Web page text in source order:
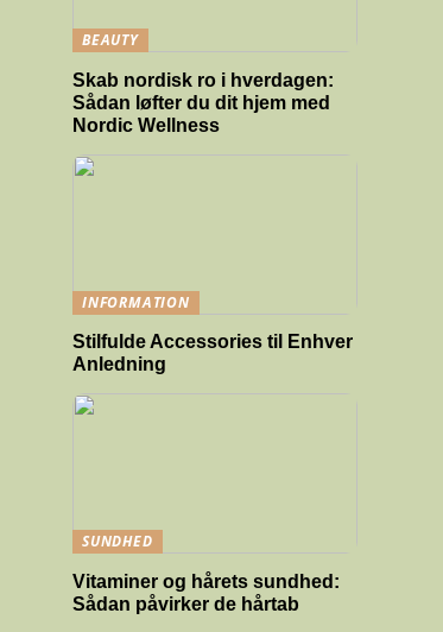
BEAUTY
Skab nordisk ro i hverdagen:
Sådan løfter du dit hjem med
Nordic Wellness
INFORMATION
Stilfulde Accessories til Enhver
Anledning
SUNDHED
Vitaminer og hårets sundhed:
Sådan påvirker de hårtab